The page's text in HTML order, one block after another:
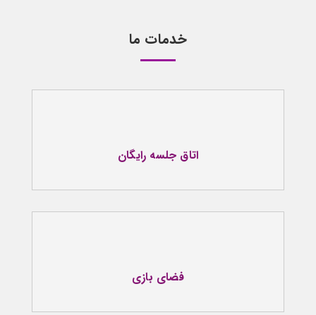
خدمات ما
اتاق جلسه رایگان
فضای بازی